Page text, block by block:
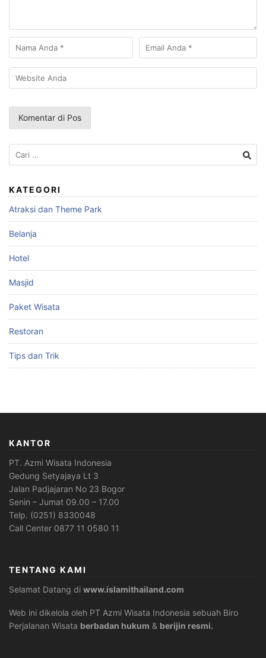
Cari
untuk:
KATEGORI
Atraksi dan Theme Park
Belanja
Hotel
Masjid
Paket Wisata
Restoran
Tips dan Trik
KANTOR
PT. Azmi Wisata Indonesia
Gedung Setyajaya Lt 3
Jalan Padjajaran No 23 Bogor
Senin – Jumat 09.00 – 17.00
Telp. (0251) 8330048
Call Center 0877 11 0580 11
TENTANG KAMI
Selamat Datang di www.islamithailand.com
Web ini dikelola oleh PT Azmi Wisata Indonesia sebuah Biro
Perjalanan Wisata berbadan hukum & berijin resmi.